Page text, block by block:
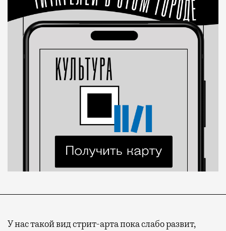
У нас такой вид стрит-арта пока слабо развит,